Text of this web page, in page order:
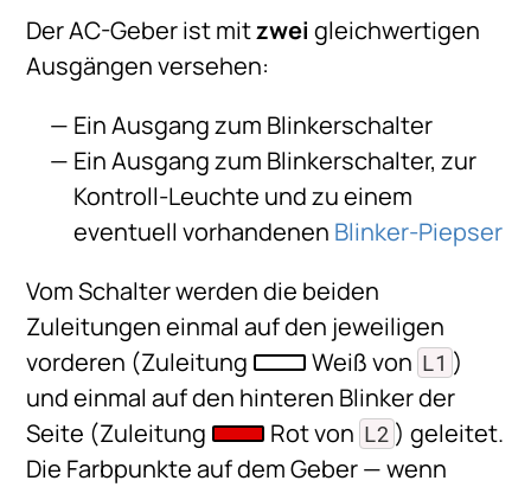
Der AC-Geber ist mitzwei gleichwertigen
Ausgängen versehen:
Ein Ausgang zum Blinkerschalter
Ein Ausgang zum Blinkerschalter, zur
Kontroll-Leuchte und zu einem
eventuell vorhandenen Blinker-Piepser
Vom Schalter werden die beiden
Zuleitungen einmal auf den jeweiligen
vorderen (Zuleitung
Weiß von L1 )
und einmal auf den hinteren Blinker der
Seite (Zuleitung
Rot von L2 ) geleitet.
Die Farbpunkte auf dem Geber — wenn